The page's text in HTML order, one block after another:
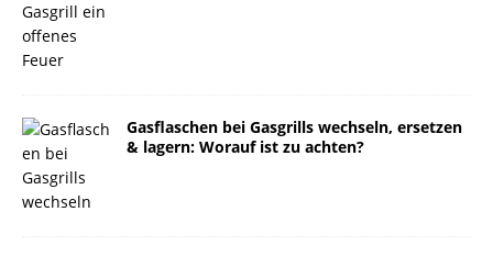
Gasflaschen bei Gasgrills wechseln, ersetzen
& lagern: Worauf ist zu achten?